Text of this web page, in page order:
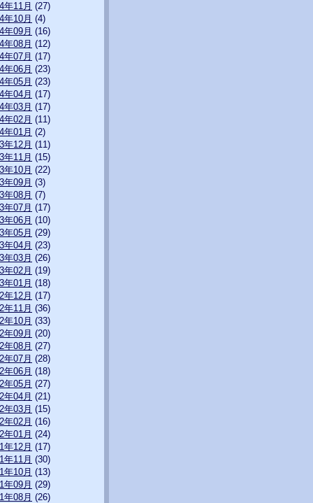
年11月 (27)
年10月 (4)
年09月 (16)
年08月 (12)
年07月 (17)
年06月 (23)
年05月 (23)
年04月 (17)
年03月 (17)
年02月 (11)
年01月 (2)
年12月 (11)
年11月 (15)
年10月 (22)
年09月 (3)
年08月 (7)
年07月 (17)
年06月 (10)
年05月 (29)
年04月 (23)
年03月 (26)
年02月 (19)
年01月 (18)
年12月 (17)
年11月 (36)
年10月 (33)
年09月 (20)
年08月 (27)
年07月 (28)
年06月 (18)
年05月 (27)
年04月 (21)
年03月 (15)
年02月 (16)
年01月 (24)
年12月 (17)
年11月 (30)
年10月 (13)
年09月 (29)
年08月 (26)